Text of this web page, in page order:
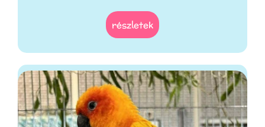
részletek